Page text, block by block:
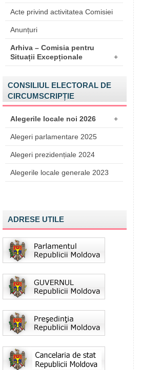
Acte privind activitatea Comisiei
Anunțuri
Arhiva – Comisia pentru
Situații Excepționale
+
CONSILIUL ELECTORAL DE
CIRCUMSCRIPȚIE
Alegerile locale noi 2026 +
Alegeri parlamentare 2025
Alegeri prezidențiale 2024
Alegerile locale generale 2023
ADRESE UTILE